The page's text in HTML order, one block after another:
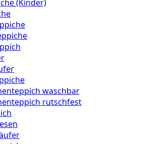
(Kinder)
waschbar
rutschfest